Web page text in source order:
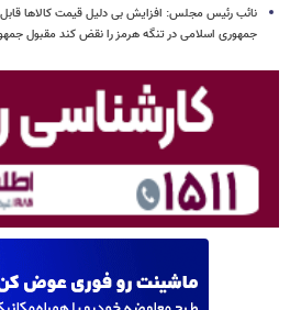
نائب رئیس مجلس: افزایش بی دلیل قیمت کالاها
جمهوری اسلامی در تنگه هرمز را نقض کند مقبول